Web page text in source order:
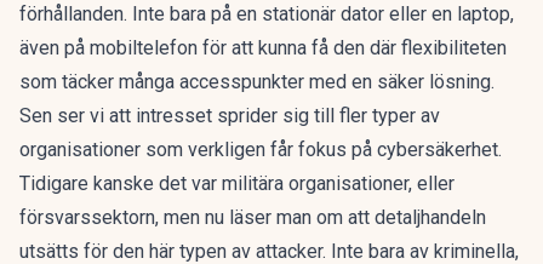
förhållanden. Inte bara på en stationär dator eller en laptop,
även på mobiltelefon för att kunna få den där flexibiliteten
som täcker många accesspunkter med en säker lösning.
Sen ser vi att intresset sprider sig till fler typer av
organisationer som verkligen får fokus på cybersäkerhet.
Tidigare kanske det var militära organisationer, eller
försvarssektorn, men nu läser man om att detaljhandeln
utsätts för den här typen av attacker. Inte bara av kriminella,